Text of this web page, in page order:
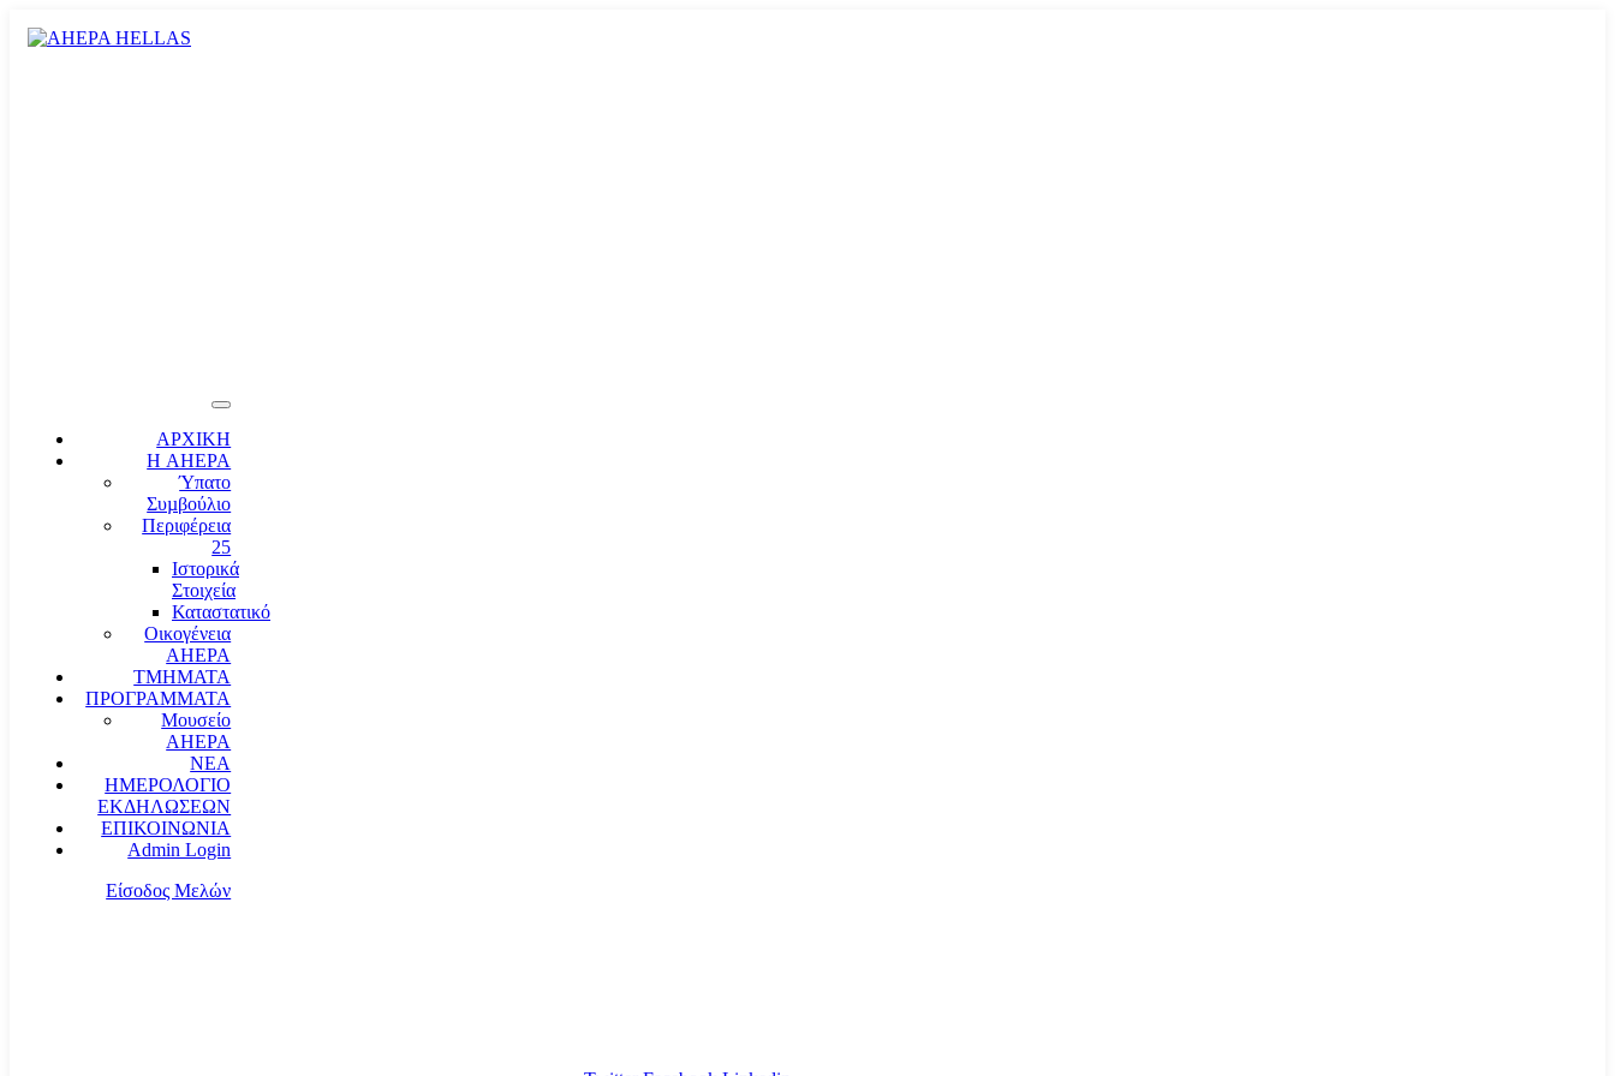
ΑΡΧΙΚΗ
Η AHEPA
Ύπατο
Συµβούλιο
Περιφέρεια
25
Ιστορικά
Στοιχεία
Καταστατικό
Οικογένεια
AHEPA
ΤΜΗΜΑΤΑ
ΠΡΟΓΡΑΜΜΑΤΑ
Μουσείο
AHEPA
ΝΕΑ
ΗΜΕΡΟΛΟΓΙΟ
ΕΚΔΗΛΩΣΕΩΝ
ΕΠΙΚΟΙΝΩΝΙΑ
Admin Login
Είσοδος Μελών